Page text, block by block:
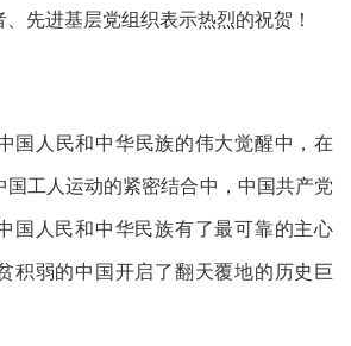
先进基层党组织表示热烈的祝贺！
人民和中华民族的伟大觉醒中，在
国工人运动的紧密结合中，中国共产党
国人民和中华民族有了最可靠的主心
积弱的中国开启了翻天覆地的历史巨